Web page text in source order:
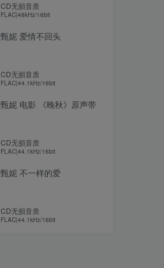
CD无损音质
FLAC|48kHz/16bit
甄妮 爱情不回头
CD无损音质
FLAC|44.1kHz/16bit
甄妮 电影 《晚秋》原声带
CD无损音质
FLAC|44.1kHz/16bit
甄妮 不一样的爱
CD无损音质
FLAC|44.1kHz/16bit